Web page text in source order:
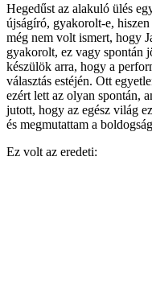
Hegedűst az alakuló ülés
újságíró, gyakorolt-e,
még nem volt ismert, hogy
gyakorolt, ez vagy spontán
készülök arra, hogy a
választás estéjén. Ott
ezért lett az olyan spontán,
jutott, hogy az egész világ
és megmutattam a
Ez volt az eredeti: